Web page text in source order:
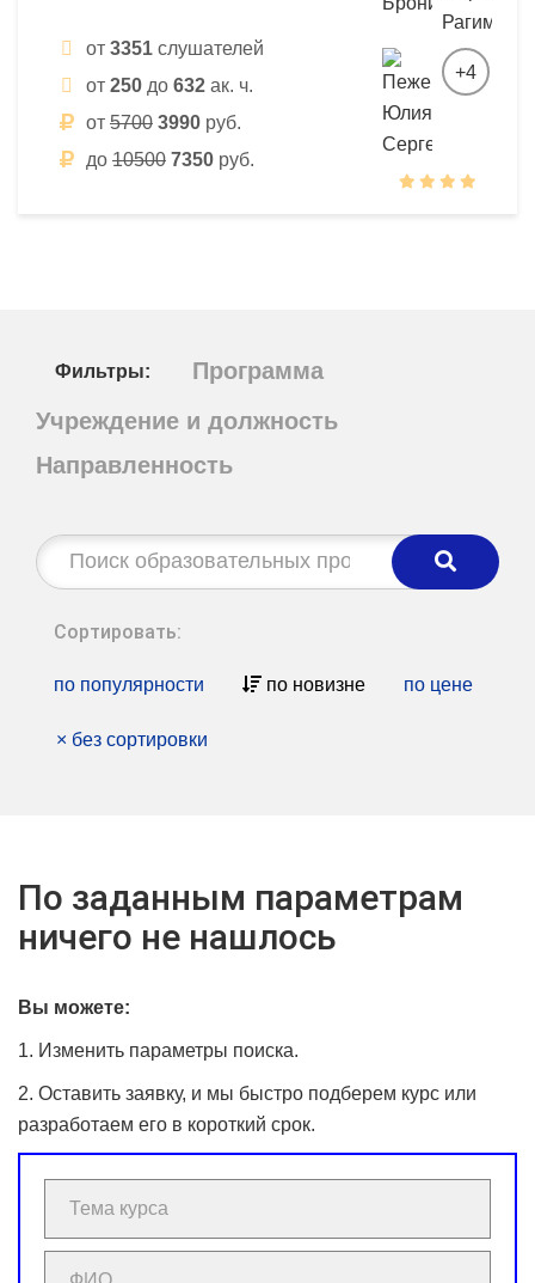
от 3351 слушателей
от 250 до 632 ак. ч.
от 5700 3990 руб.
до 10500 7350 руб.
+4
Фильтры:
Программа
Учреждение и должность
Направленность
Строка
поиска:
Сортировать:
по популярности по новизне по цене
× без сортировки
По заданным параметрам
ничего не нашлось
Вы можете:
1. Изменить параметры поиска.
2. Оставить заявку, и мы быстро подберем курс или
разработаем его в короткий срок.